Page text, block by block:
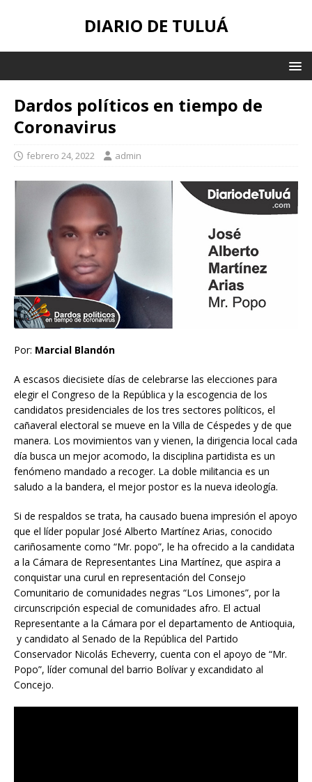
DIARIO DE TULUÁ
Dardos políticos en tiempo de
Coronavirus
febrero 24, 2022 admin
Por: Marcial Blandón
A escasos diecisiete días de celebrarse las elecciones para
elegir el Congreso de la República y la escogencia de los
candidatos presidenciales de los tres sectores políticos, el
cañaveral electoral se mueve en la Villa de Céspedes y de que
manera. Los movimientos van y vienen, la dirigencia local cada
día busca un mejor acomodo, la disciplina partidista es un
fenómeno mandado a recoger. La doble militancia es un
saludo a la bandera, el mejor postor es la nueva ideología.
Si de respaldos se trata, ha causado buena impresión el apoyo
que el líder popular José Alberto Martínez Arias, conocido
cariñosamente como “Mr. popo”, le ha ofrecido a la candidata
a la Cámara de Representantes Lina Martínez, que aspira a
conquistar una curul en representación del Consejo
Comunitario de comunidades negras “Los Limones”, por la
circunscripción especial de comunidades afro. El actual
Representante a la Cámara por el departamento de Antioquia,
y candidato al Senado de la República del Partido
Conservador Nicolás Echeverry, cuenta con el apoyo de “Mr.
Popo”, líder comunal del barrio Bolívar y excandidato al
Concejo.